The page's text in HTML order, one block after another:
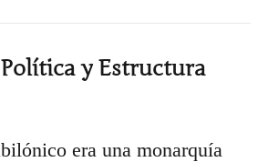
y Estructura
era una monarquía